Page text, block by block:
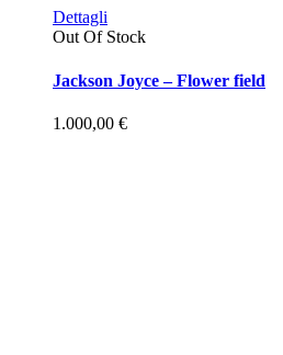
Dettagli
Out Of Stock
Jackson Joyce – Flower field
1.000,00 €